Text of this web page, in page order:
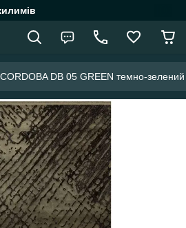
DB 05 GREEN темно-